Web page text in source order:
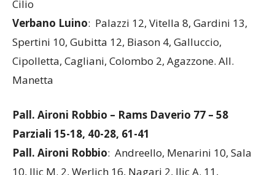
Cilio
Pall. Aironi Robbio – Rams Daveri
Parziali 15-18, 40-28, 61-41